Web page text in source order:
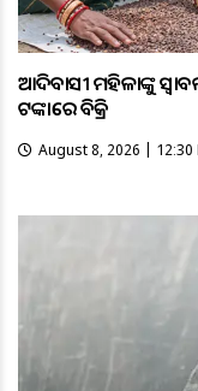
ଆଦିବାସୀ ମହିଳାଙ୍କୁ
ଟଙ୍କାରେ ବିକ୍ରି
August 8, 2026 | 12:30